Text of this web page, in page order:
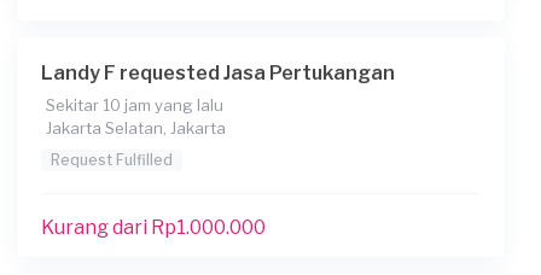
Landy F requested Jasa Pertukangan
Sekitar 10 jam yang lalu
Jakarta Selatan, Jakarta
Request Fulfilled
Kurang dari Rp1.000.000